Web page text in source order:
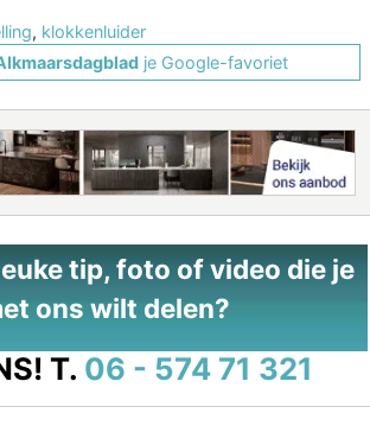
, klokkenluider
je Google-favoriet
tip, foto of video die je
ons wilt delen?
T. 06 - 574 71 321